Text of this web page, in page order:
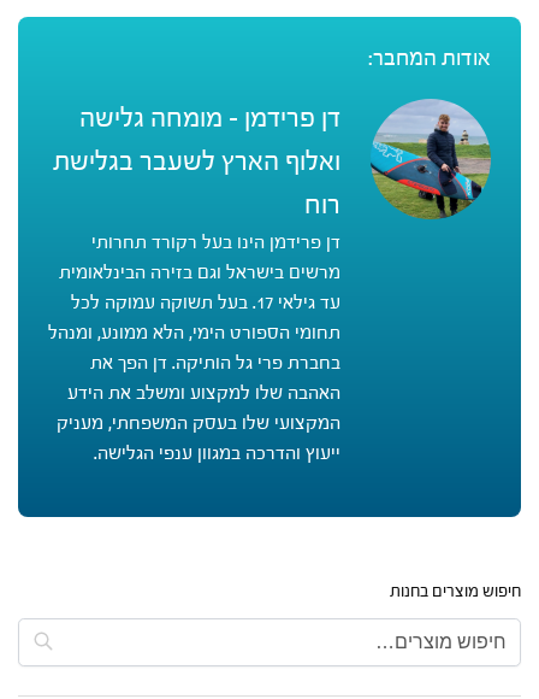
אודות המחבר:
דן פרידמן - מומחה גלישה
ואלוף הארץ לשעבר בגלישת
רוח
דן פרידמן הינו בעל רקורד תחרותי
מרשים בישראל וגם בזירה הבינלאומית
עד גילאי 17. בעל תשוקה עמוקה לכל
תחומי הספורט הימי, הלא ממונע, ומנהל
בחברת פרי גל הותיקה. דן הפך את
האהבה שלו למקצוע ומשלב את הידע
המקצועי שלו בעסק המשפחתי, מעניק
ייעוץ והדרכה במגוון ענפי הגלישה.
חיפוש מוצרים בחנות